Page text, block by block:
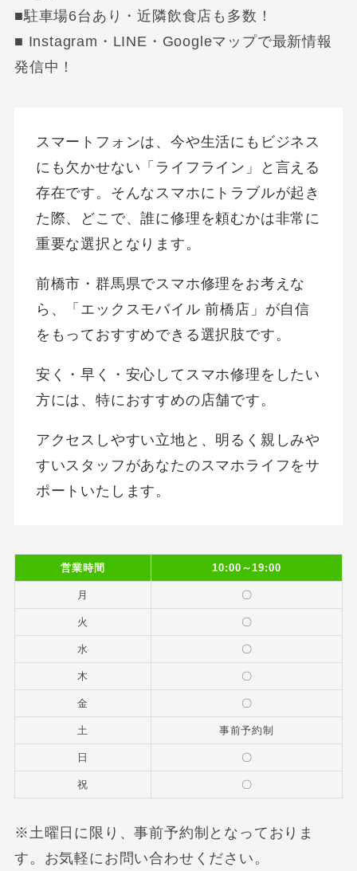
■駐車場6台あり・近隣飲食店も多数！
■ Instagram・LINE・Googleマップで最新情報
発信中！
スマートフォンは、今や生活にもビジネス
にも欠かせない「ライフライン」と言える
存在です。そんなスマホにトラブルが起き
た際、どこで、誰に修理を頼むかは非常に
重要な選択となります。
前橋市・群馬県でスマホ修理をお考えな
ら、「エックスモバイル 前橋店」が自信
をもっておすすめできる選択肢です。
安く・早く・安心してスマホ修理をしたい
方には、特におすすめの店舗です。
アクセスしやすい立地と、明るく親しみや
すいスタッフがあなたのスマホライフをサ
ポートいたします。
営業時間 10:00～19:00
月 〇
火 〇
水 〇
木 〇
金 〇
土 事前予約制
日 〇
祝 〇
※土曜日に限り、事前予約制となっておりま
す。お気軽にお問い合わせください。